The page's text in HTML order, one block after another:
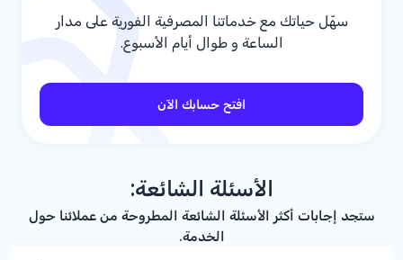
سهّل حياتك مع خدماتنا المصرفية الفورية على مدار
الساعة و طوال أيام الأسبوع.
افتح حسابك الآن
الأسئلة الشائعة:
ستجد إجابات أكثر الأسئلة الشائعة المطروحة من عملائنا حول
الخدمة.